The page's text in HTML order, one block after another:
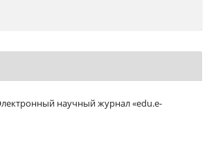
научный журнал «edu.e-